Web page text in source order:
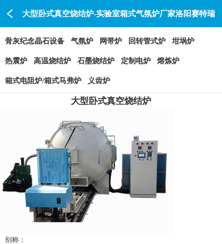
大型卧式真空烧结炉-实验室箱式气氛炉厂家洛阳赛特瑞
SAITERUI
骨灰纪念晶石设备 气氛炉 网带炉 回转管式炉 坩埚炉
热震炉 高温烧结炉 石墨烧结炉 定制电炉 熔炼炉
箱式电阻炉/箱式马弗炉 义齿炉
大型卧式真空烧结炉
别称：